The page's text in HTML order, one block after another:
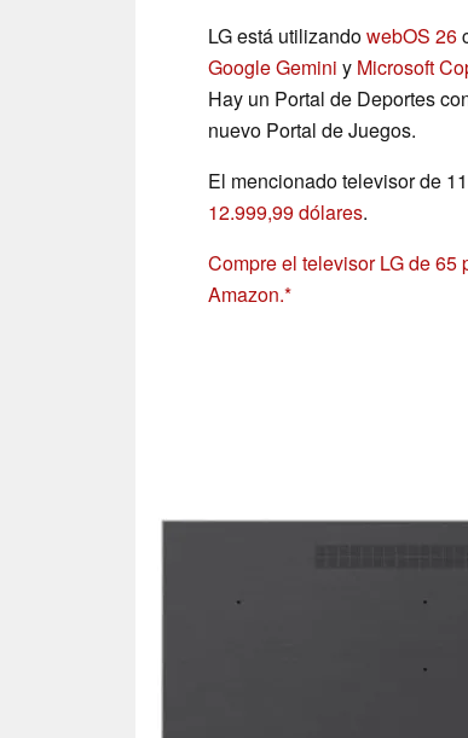
LG está utilizandowebOS 26
Google Gemini y Microsoft
Hay un Portal de Deportes
nuevo Portal de Juegos.
El mencionado televisor de
12.999,99 dólares.
Compre el televisor LG de
Amazon.